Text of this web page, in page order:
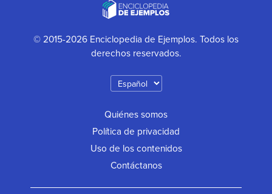
© 2015-2026 Enciclopedia de Ejemplos. Todos los
derechos reservados.
Quiénes somos
Política de privacidad
Uso de los contenidos
Contáctanos